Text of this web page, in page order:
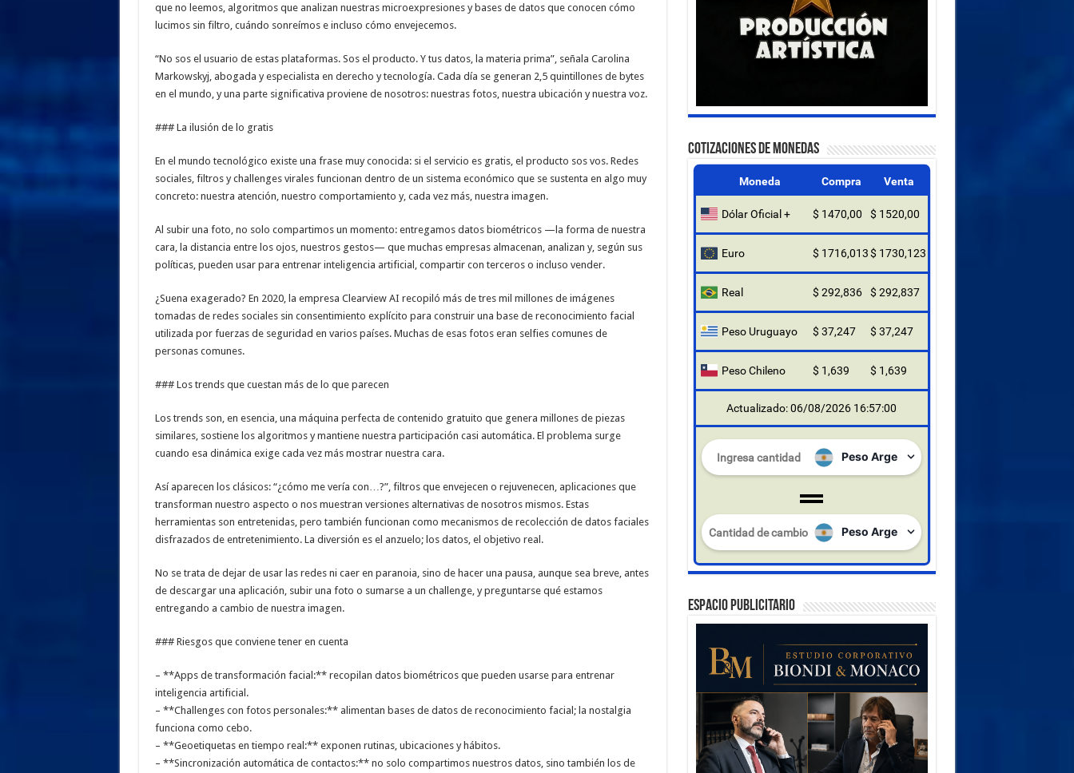
que no leemos, algoritmos que analizan nuestras microexpresiones y bases de datos que conocen cómo
lucimos sin filtro, cuándo sonreímos e incluso cómo envejecemos.
“No sos el usuario de estas plataformas. Sos el producto. Y tus datos, la materia prima”, señala Carolina
Markowskyj, abogada y especialista en derecho y tecnología. Cada día se generan 2,5 quintillones de bytes
en el mundo, y una parte significativa proviene de nosotros: nuestras fotos, nuestra ubicación y nuestra voz.
### La ilusión de lo gratis
En el mundo tecnológico existe una frase muy conocida: si el servicio es gratis, el producto sos vos. Redes
sociales, filtros y challenges virales funcionan dentro de un sistema económico que se sustenta en algo muy
concreto: nuestra atención, nuestro comportamiento y, cada vez más, nuestra imagen.
Al subir una foto, no solo compartimos un momento: entregamos datos biométricos —la forma de nuestra
cara, la distancia entre los ojos, nuestros gestos— que muchas empresas almacenan, analizan y, según sus
políticas, pueden usar para entrenar inteligencia artificial, compartir con terceros o incluso vender.
¿Suena exagerado? En 2020, la empresa Clearview AI recopiló más de tres mil millones de imágenes
tomadas de redes sociales sin consentimiento explícito para construir una base de reconocimiento facial
utilizada por fuerzas de seguridad en varios países. Muchas de esas fotos eran selfies comunes de
personas comunes.
### Los trends que cuestan más de lo que parecen
Los trends son, en esencia, una máquina perfecta de contenido gratuito que genera millones de piezas
similares, sostiene los algoritmos y mantiene nuestra participación casi automática. El problema surge
cuando esa dinámica exige cada vez más mostrar nuestra cara.
Así aparecen los clásicos: “¿cómo me vería con…?”, filtros que envejecen o rejuvenecen, aplicaciones que
transforman nuestro aspecto o nos muestran versiones alternativas de nosotros mismos. Estas
herramientas son entretenidas, pero también funcionan como mecanismos de recolección de datos faciales
disfrazados de entretenimiento. La diversión es el anzuelo; los datos, el objetivo real.
No se trata de dejar de usar las redes ni caer en paranoia, sino de hacer una pausa, aunque sea breve, antes
de descargar una aplicación, subir una foto o sumarse a un challenge, y preguntarse qué estamos
entregando a cambio de nuestra imagen.
### Riesgos que conviene tener en cuenta
– **Apps de transformación facial:** recopilan datos biométricos que pueden usarse para entrenar
inteligencia artificial.
– **Challenges con fotos personales:** alimentan bases de datos de reconocimiento facial; la nostalgia
funciona como cebo.
– **Geoetiquetas en tiempo real:** exponen rutinas, ubicaciones y hábitos.
– **Sincronización automática de contactos:** no solo compartimos nuestros datos, sino también los de
COTIZACIONES DE MONEDAS
Moneda Compra Venta
Dólar Oficial + $ 1470,00 $ 1520,00
Euro $ 1716,013$ 1730,123
Real $ 292,836 $ 292,837
Peso Uruguayo $ 37,247 $ 37,247
Peso Chileno $ 1,639 $ 1,639
Actualizado: 06/08/2026 16:57:00
ESPACIO PUBLICITARIO